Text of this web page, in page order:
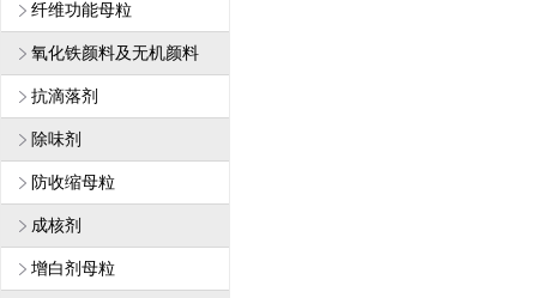
纤维功能母粒
氧化铁颜料及无机颜料
抗滴落剂
除味剂
防收缩母粒
成核剂
增白剂母粒